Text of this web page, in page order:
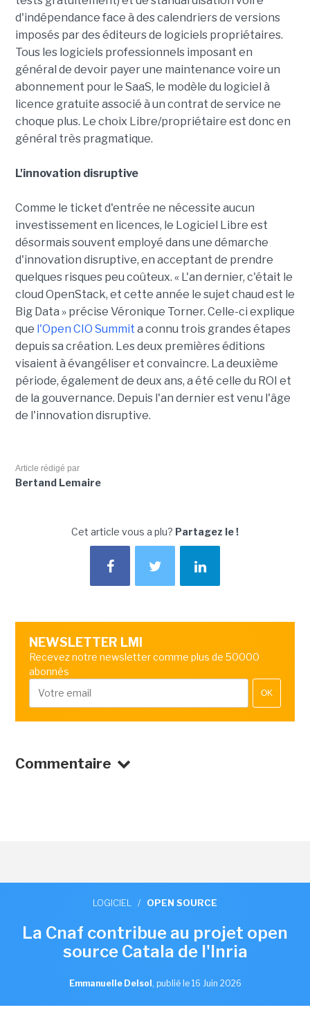
d'indépendance face à des calendriers de versions
imposés par des éditeurs de logiciels propriétaires.
Tous les logiciels professionnels imposant en
général de devoir payer une maintenance voire un
abonnement pour le SaaS, le modèle du logiciel à
licence gratuite associé à un contrat de service ne
choque plus. Le choix Libre/propriétaire est donc en
général très pragmatique.
L'innovation disruptive
Comme le ticket d'entrée ne nécessite aucun
investissement en licences, le Logiciel Libre est
désormais souvent employé dans une démarche
d'innovation disruptive, en acceptant de prendre
quelques risques peu coûteux. « L'an dernier, c'était le
cloud OpenStack, et cette année le sujet chaud est le
Big Data » précise Véronique Torner. Celle-ci explique
que l'Open CIO Summit a connu trois grandes étapes
depuis sa création. Les deux premières éditions
visaient à évangéliser et convaincre. La deuxième
période, également de deux ans, a été celle du ROI et
de la gouvernance. Depuis l'an dernier est venu l'âge
de l'innovation disruptive.
Article rédigé par
Bertand Lemaire
Cet article vous a plu? Partagez le !
NEWSLETTER LMI
Recevez notre newsletter comme plus de 50000
abonnés
OK
Commentaire
LOGICIEL / OPEN SOURCE
La Cnaf contribue au projet open
source Catala de l'Inria
Emmanuelle Delsol , publié le 16 Juin 2026